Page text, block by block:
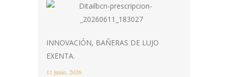
INNOVACIÓN, BAÑERAS DE LUJO
EXENTA.
11 junio, 2026